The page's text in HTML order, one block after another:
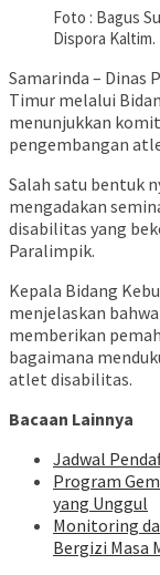
Foto : Bagus
Dispora Kaltim.
Samarinda – Dinas
Timur melalui
menunjukkan
pengembangan
Salah satu bentuk
mengadakan
disabilitas yang
Paralimpik.
Kepala Bidang
menjelaskan
memberikan
bagaimana
atlet disabilitas.
Bacaan Lainnya
Jadwal
Program
yang Unggul
Monitoring
Bergizi Masa